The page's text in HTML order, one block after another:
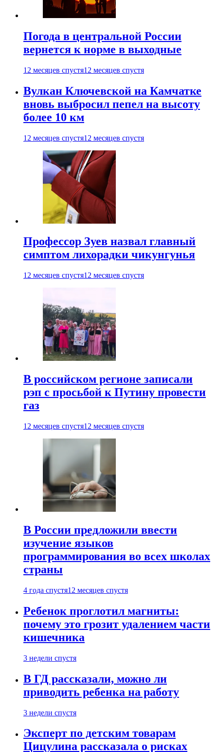
Погода в центральной России
вернется к норме в выходные
12 месяцев спустя12 месяцев спустя
Вулкан Ключевской на Камчатке
вновь выбросил пепел на высоту
более 10 км
12 месяцев спустя12 месяцев спустя
Профессор Зуев назвал главный
симптом лихорадки чикунгунья
12 месяцев спустя12 месяцев спустя
В российском регионе записали
рэп с просьбой к Путину провести
газ
12 месяцев спустя12 месяцев спустя
В России предложили ввести
изучение языков
программирования во всех школах
страны
4 года спустя12 месяцев спустя
Ребенок проглотил магниты:
почему это грозит удалением части
кишечника
3 недели спустя
В ГД рассказали, можно ли
приводить ребенка на работу
3 недели спустя
Эксперт по детским товарам
Цицулина рассказала о рисках